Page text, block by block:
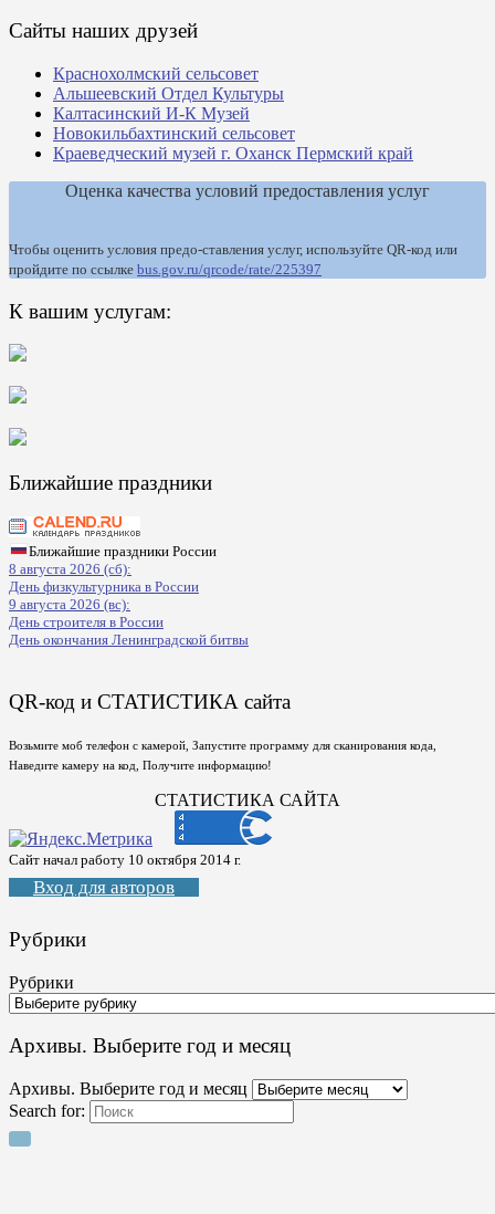
Сайты наших друзей
Краснохолмский сельсовет
Альшеевский Отдел Культуры
Калтасинский И-К Музей
Новокильбахтинский сельсовет
Краеведческий музей г. Оханск Пермский край
Оценка качества условий предоставления услуг
Чтобы оценить условия предо-ставления услуг, используйте QR-код или
пройдите по ссылке bus.gov.ru/qrcode/rate/225397
К вашим услугам:
Ближайшие праздники
Ближайшие праздники России
8 августа 2026 (сб):
День физкультурника в России
9 августа 2026 (вс):
День строителя в России
День окончания Ленинградской битвы
QR-код и СТАТИСТИКА сайта
Возьмите моб телефон с камерой, Запустите программу для сканирования кода,
Наведите камеру на код, Получите информацию!
СТАТИСТИКА САЙТА
Сайт начал работу 10 октября 2014 г.
Вход для авторов
Рубрики
Рубрики
Архивы. Выберите год и месяц
Архивы. Выберите год и месяц
Search for: